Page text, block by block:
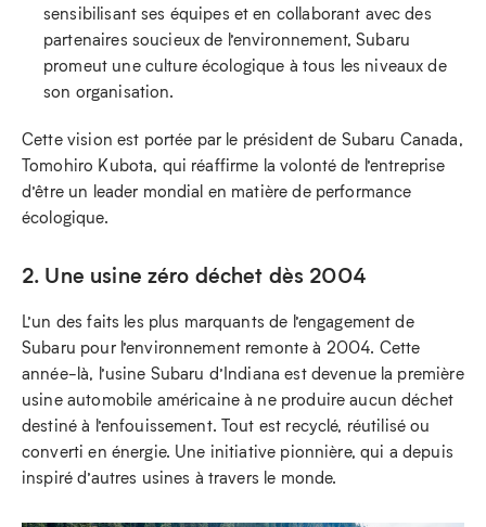
sensibilisant ses équipes et en collaborant avec des
partenaires soucieux de l’environnement, Subaru
promeut une culture écologique à tous les niveaux de
son organisation.
Cette vision est portée par le président de Subaru Canada,
Tomohiro Kubota, qui réaffirme la volonté de l’entreprise
d’être un leader mondial en matière de performance
écologique.
2. Une usine zéro déchet dès 2004
L’un des faits les plus marquants de l’engagement de
Subaru pour l’environnement remonte à 2004. Cette
année-là, l’usine Subaru d’Indiana est devenue la première
usine automobile américaine à ne produire aucun déchet
destiné à l’enfouissement. Tout est recyclé, réutilisé ou
converti en énergie. Une initiative pionnière, qui a depuis
inspiré d’autres usines à travers le monde.